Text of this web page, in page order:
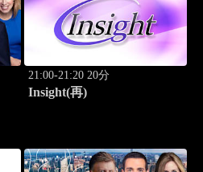
21:00-21:20 20分
Insight(再)